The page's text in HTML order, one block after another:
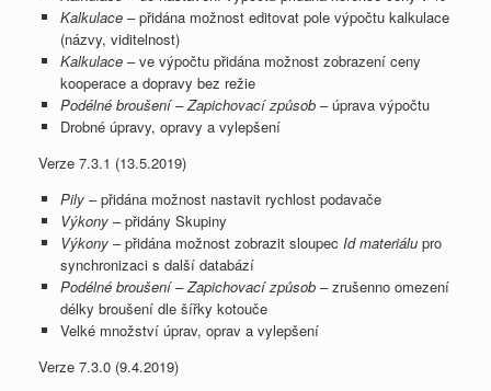
Kalkulace– přidána možnost editovat pole výpočtu kalkulace
(názvy, viditelnost)
Kalkulace– ve výpočtu přidána možnost zobrazení ceny
kooperace a dopravy bez režie
Podélné broušení – Zapichovací způsob– úprava výpočtu
Drobné úpravy, opravy a vylepšení
Verze 7.3.1 (13.5.2019)
Pily– přidána možnost nastavit rychlost podavače
Výkony– přidány Skupiny
Výkony– přidána možnost zobrazit sloupec Id materiálupro
synchronizaci s další databází
Podélné broušení – Zapichovací způsob– zrušenno omezení
délky broušení dle šířky kotouče
Velké množství úprav, oprav a vylepšení
Verze 7.3.0 (9.4.2019)